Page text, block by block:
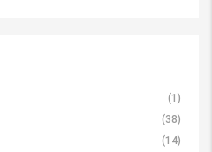
(1)
(38)
(14)